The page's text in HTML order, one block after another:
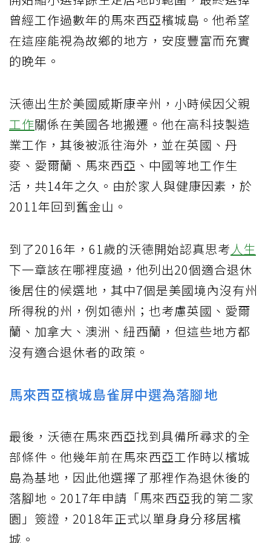
曾經工作過數年的馬來西亞檳城島。他希望
在這座能視為故鄉的地方，安度豐富而充實
的晚年。
沃德出生於美國威斯康辛州，小時候因父親
工作關係在美國各地搬遷。他在高科技製造
業工作，其後被派往海外，並在英國、丹
麥、愛爾蘭、馬來西亞、中國等地工作生
活，共14年之久。由於家人與健康因素，於
2011年回到舊金山。
到了2016年，61歲的沃德開始認真思考人生
下一章該在哪裡度過，他列出20個適合退休
後居住的候選地，其中7個是美國境內沒有州
所得稅的州，例如德州；也考慮英國、愛爾
蘭、加拿大、澳洲、紐西蘭，但這些地方都
沒有適合退休者的政策。
馬來西亞檳城島雀屏中選為落腳地
最後，沃德在馬來西亞找到具備所尋求的全
部條件。他幾年前在馬來西亞工作時以檳城
島為基地，因此他選擇了那裡作為退休後的
落腳地。2017年申請「馬來西亞我的第二家
園」簽證，2018年正式以單身身分移居檳
城。